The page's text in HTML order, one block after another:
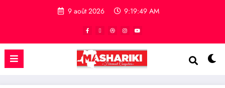
9 août 2026 9:19:50 AM